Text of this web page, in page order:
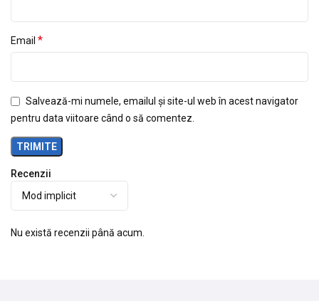
Recenzii
Nu există recenzii până acum.
Email *
Salvează-mi numele, emailul și site-ul web în acest navigator
pentru data viitoare când o să comentez.